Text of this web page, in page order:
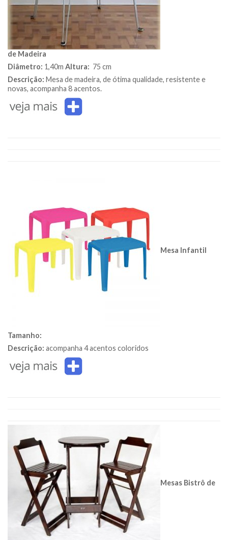
de Madeira
Diâmetro: 1,40m Altura: 75 cm
Descrição: Mesa de madeira, de ótima qualidade, resistente e
novas, acompanha 8 acentos.
Mesa Infantil
Tamanho:
Descrição: acompanha 4 acentos coloridos
Mesas Bistrô de